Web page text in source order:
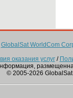
GlobalSat WorldCom
оказания услуг/
© 2005-2026